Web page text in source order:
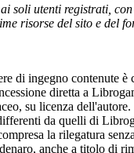
soli utenti registrati,
risorse del sito e
di ingegno contenute
diretta a
su licenza
da quelli di
la rilegatura
anche a titolo di